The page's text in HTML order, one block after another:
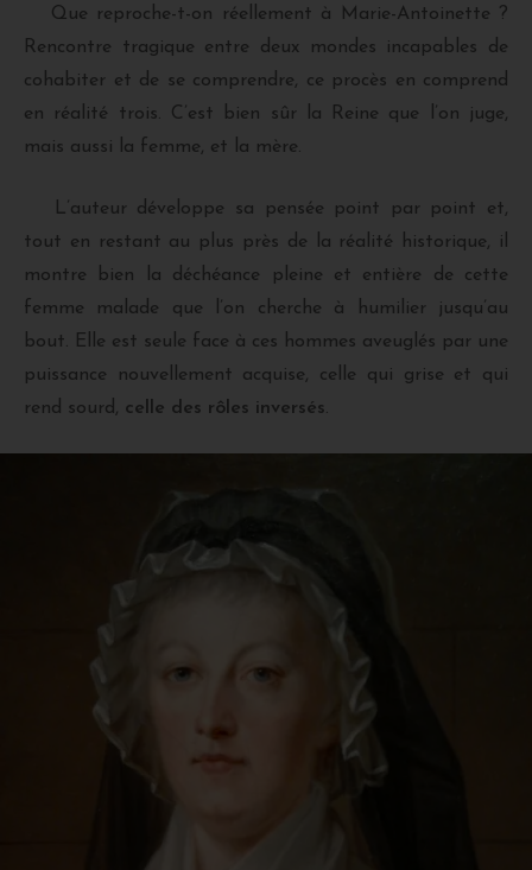
Que reproche-t-on réellement à Marie-Antoinette ?
Rencontre tragique entre deux mondes incapables de
cohabiter et de se comprendre, ce procès en comprend
en réalité trois. C’est bien sûr la Reine que l’on juge,
mais aussi la femme, et la mère.
L’auteur développe sa pensée point par point et,
tout en restant au plus près de la réalité historique, il
montre bien la déchéance pleine et entière de cette
femme malade que l’on cherche à humilier jusqu’au
bout. Elle est seule face à ces hommes aveuglés par une
puissance nouvellement acquise, celle qui grise et qui
rend sourd, celle des rôles inversés.